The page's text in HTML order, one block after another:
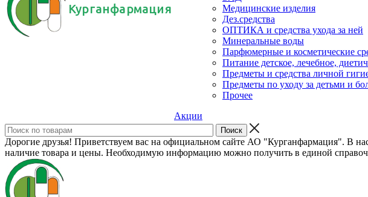
Курганфармация
Медицинские изделия
Дез.средства
ОПТИКА и средства ухода за ней
Минеральные воды
Парфюмерные и косметические
Питание детское, лечебное,
Предметы и средства личной
Предметы по уходу за детьми и
Прочее
Акции
Дорогие друзья! Приветствуем вас на официальном сайте АО "Курганфармация". В
наличие товара и цены. Необходимую информацию можно получить в единой